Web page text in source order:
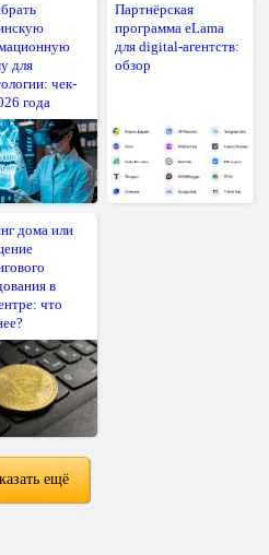
для
чек-
года
Партнёрская
программа eLama
для digital-агентств:
обзор
дома или
в
что
ещё